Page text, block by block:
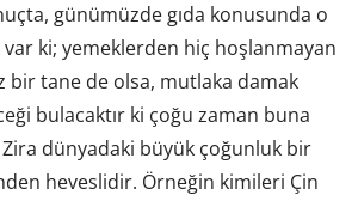
günümüzde gıda konusunda o
ki; yemeklerden hiç hoşlanmayan
bir tane de olsa, mutlaka damak
bulacaktır ki çoğu zaman buna
dünyadaki büyük çoğunluk bir
heveslidir. Örneğin kimileri Çin